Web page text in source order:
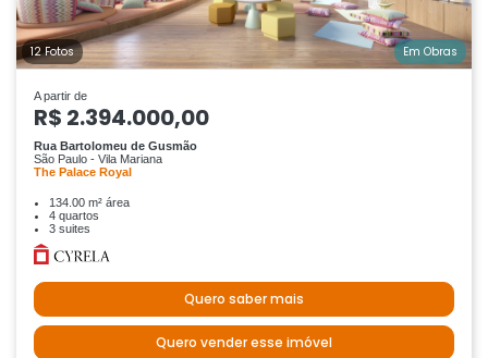
12 Fotos Em Obras
A partir de
R$ 2.394.000,00
Rua Bartolomeu de Gusmão
São Paulo - Vila Mariana
The Palace Royal
134.00 m² área
4 quartos
3 suites
Quero saber mais
Quero vender esse imóvel